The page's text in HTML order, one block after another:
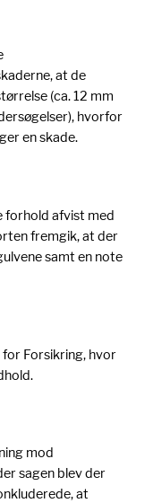
at de
(ca. 12 mm
hvorfor
en skade.
forhold afvist med
fremgik, at der
samt en note
Forsikring, hvor
mod
sagen blev der
at